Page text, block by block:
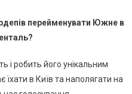
перейменувати Южне в
і робить його унікальним
їхати в Київ та наполягати на